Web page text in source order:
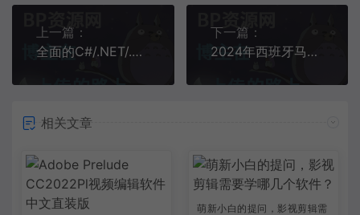
上一篇：
全面的C#/.NET/.NET Core学习、工作、面试指南
下一篇：
2024年西班牙马德里建材展览会建筑材料展建筑机械展五金卫浴展 CONSTRUTEC
相关文章
萌新小白的提问，影视剪辑需